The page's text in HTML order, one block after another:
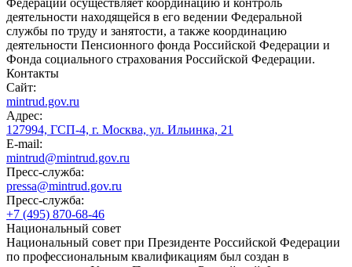
Федерации осуществляет координацию и контроль
деятельности находящейся в его ведении Федеральной
службы по труду и занятости, а также координацию
деятельности Пенсионного фонда Российской Федерации и
Фонда социального страхования Российской Федерации.
Контакты
Сайт:
mintrud.gov.ru
Адрес:
127994, ГСП-4, г. Москва, ул. Ильинка, 21
E-mail:
mintrud@mintrud.gov.ru
Пресс-служба:
pressa@mintrud.gov.ru
Пресс-служба:
+7 (495) 870-68-46
Национальный совет
Национальный совет при Президенте Российской Федерации
по профессиональным квалификациям был создан в